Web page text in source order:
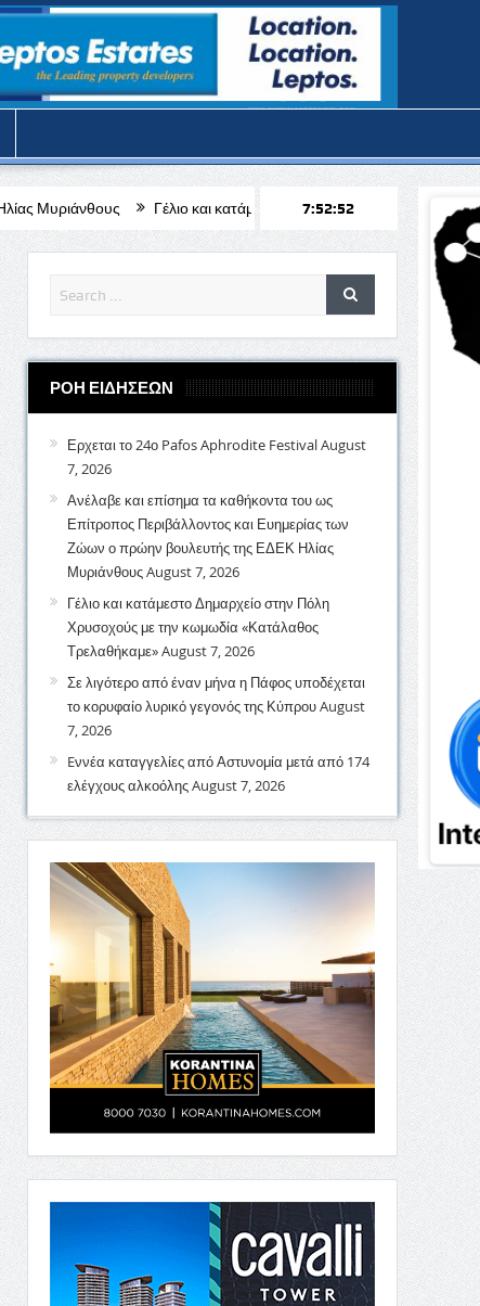
Γέλιο και κατάμεστο Δημαρχείο στην Πόλη Χρυσοχούς με την
7:52:53
ΡΟΗ ΕΙΔΗΣΕΩΝ
Ερχεται το 24ο Pafos Aphrodite FestivalAugust
7, 2026
Ανέλαβε και επίσημα τα καθήκοντα του ως
Επίτροπος Περιβάλλοντος και Ευημερίας των
Ζώων ο πρώην βουλευτής της ΕΔΕΚ Ηλίας
ΜυριάνθουςAugust 7, 2026
Γέλιο και κατάμεστο Δημαρχείο στην Πόλη
Χρυσοχούς με την κωμωδία «Κατάλαθος
Τρελαθήκαμε»August 7, 2026
Σε λιγότερο από έναν μήνα η Πάφος υποδέχεται
το κορυφαίο λυρικό γεγονός της ΚύπρουAugust
7, 2026
Eννέα καταγγελίες από Αστυνομία μετά από 174
ελέγχους αλκοόληςAugust 7, 2026